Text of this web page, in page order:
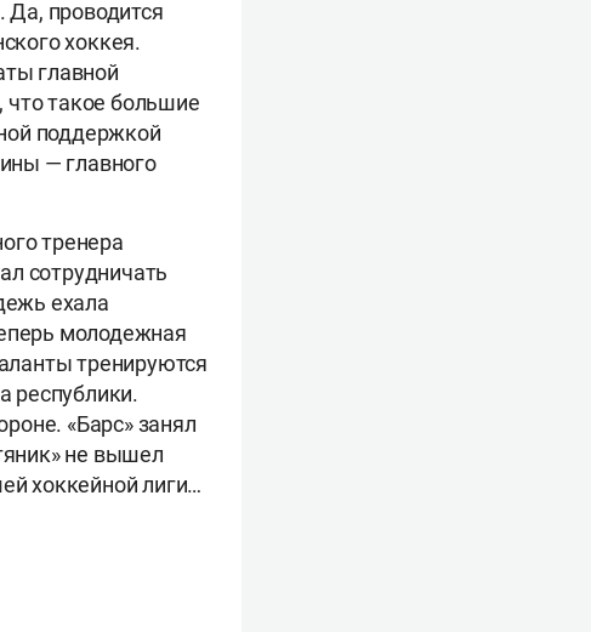
Да, проводится
хоккея.
главной
такое большие
поддержкой
— главного
тренера
сотрудничать
ехала
молодежная
тренируются
республики.
«Барс» занял
не вышел
хоккейной лиги…